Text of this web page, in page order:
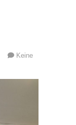
Keine